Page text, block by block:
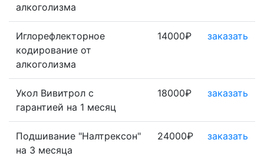
алкоголизма
Иглорефлекторное
кодирование от
алкоголизма
14000₽ заказать
Укол Вивитрол с
гарантией на 1 месяц
18000₽ заказать
Подшивание "Налтрексон"
на 3 месяца
24000₽ заказать